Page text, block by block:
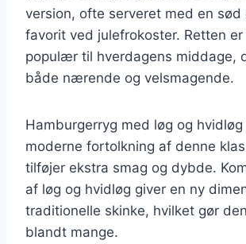
version, ofte serveret med en sød
favorit ved julefrokoster. Retten
populær til hverdagens middage,
både nærende og velsmagende.
Hamburgerryg med løg og hvidløg
moderne fortolkning af denne
tilføjer ekstra smag og dybde.
af løg og hvidløg giver en ny
traditionelle skinke, hvilket gør
blandt mange.